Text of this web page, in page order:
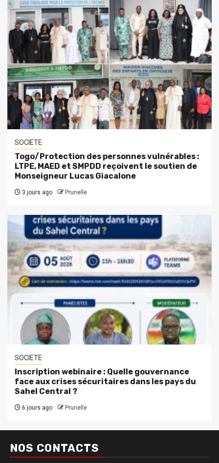
SOCIETE
Togo/Protection des personnes vulnérables :
LTPE, MAED et SMPDD reçoivent le soutien de
Monseigneur Lucas Giacalone
3 jours ago Prunelle
SOCIETE
Inscription webinaire : Quelle gouvernance
face aux crises sécuritaires dans les pays du
Sahel Central ?
6 jours ago Prunelle
NOS CONTACTS